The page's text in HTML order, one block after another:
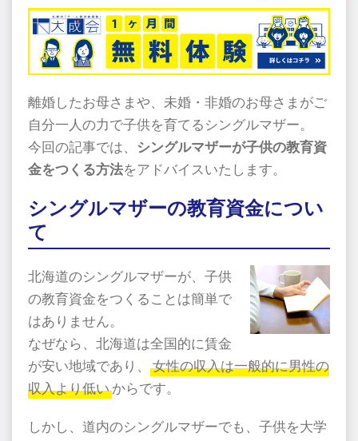
離婚したお母さまや、未婚・非婚のお母さまがご
自分一人の力で子供を育てるシングルマザー。
今回の記事では、 シングルマザーが子供の教育資
金をつくる方法をアドバイスいたします。
シングルマザーの教育資金につい
て
北海道のシングルマザーが、子供
の教育資金をつくることは簡単で
はありません。
なぜなら、北海道は全国的に賃金
が安い地域であり、
女性の収入は一般的に男性の
収入より低い からです。
しかし、道内のシングルマザーでも、子供を大学